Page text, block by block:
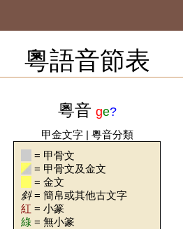
粵語音節表
粵音 ge?
甲金文字| 粵音分類
= 甲骨文
= 甲骨文及金文
= 金文
斜= 簡帛或其他古文字
紅 = 小篆
綠 = 無小篆